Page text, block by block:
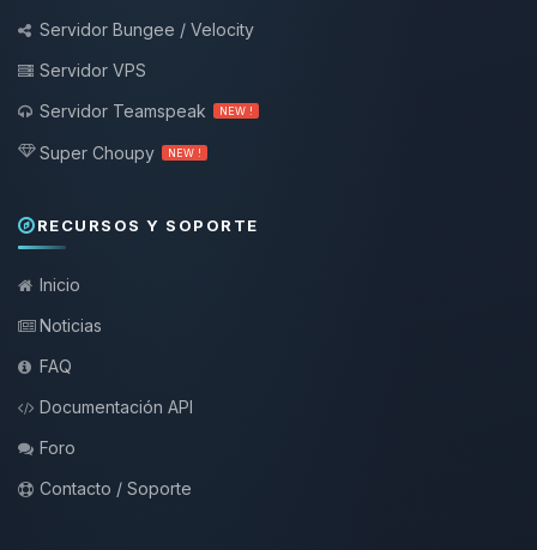
Servidor Bungee / Velocity
Servidor VPS
Servidor Teamspeak
NEW !
Super Choupy NEW !
RECURSOS Y SOPORTE
Inicio
Noticias
FAQ
Documentación API
Foro
Contacto / Soporte